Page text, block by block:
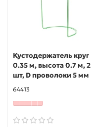
Кустодержатель круг
0.35 м, высота 0.7 м, 2
шт, D проволоки 5 мм
64413